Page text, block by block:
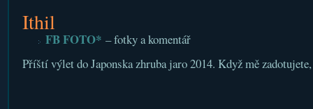
Ithil
FB FOTO*– fotky a komentář
Příští výlet do Japonska zhruba jaro 2014. Když mě